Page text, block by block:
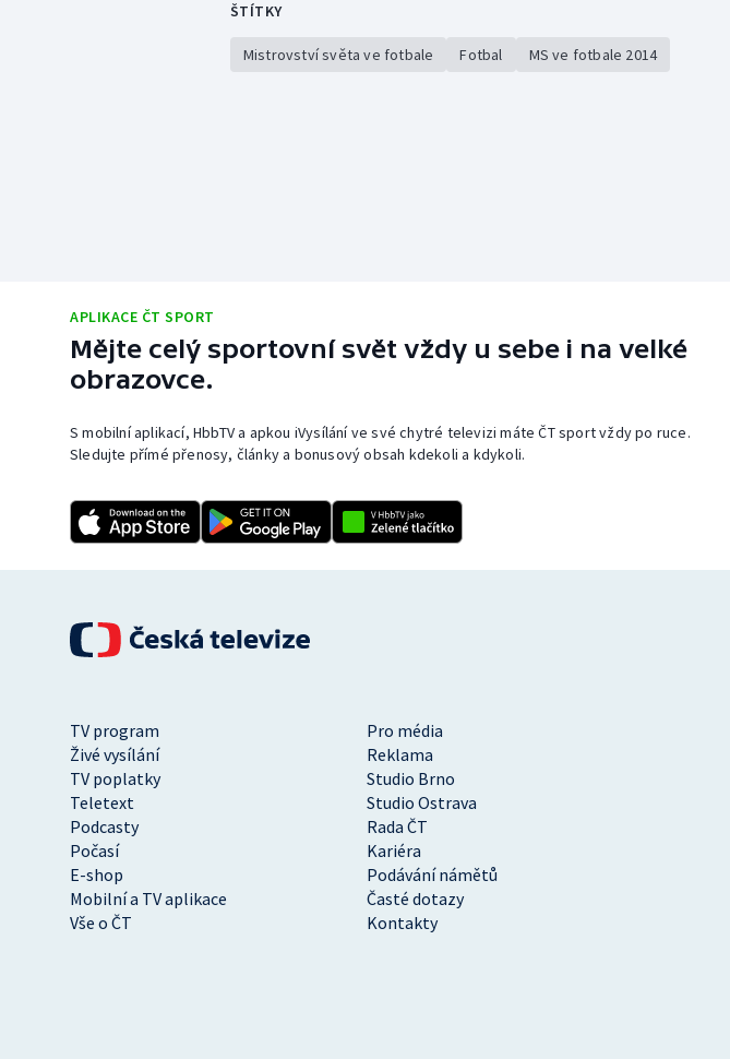
ŠTÍTKY
Mistrovství světa ve fotbale Fotbal MS ve fotbale 2014
APLIKACE ČT SPORT
Mějte celý sportovní svět vždy u sebe i na velké
obrazovce.
S mobilní aplikací, HbbTV a apkou iVysílání ve své chytré televizi máte ČT sport vždy po ruce.
Sledujte přímé přenosy, články a bonusový obsah kdekoli a kdykoli.
TV program
Pro média
Živé vysílání
Reklama
TV poplatky
Studio Brno
Teletext
Studio Ostrava
Podcasty
Rada ČT
Počasí
Kariéra
E-shop
Podávání námětů
Mobilní a TV aplikace
Časté dotazy
Vše o ČT
Kontakty